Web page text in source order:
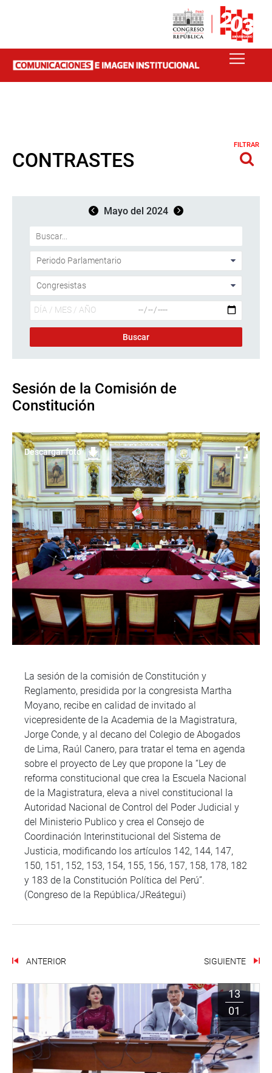
CONTRASTES
FILTRAR
Mayo del 2024
Sesión de la Comisión de
Constitución
Descargar foto
La sesión de la comisión de Constitución y
Reglamento, presidida por la congresista Martha
Moyano, recibe en calidad de invitado al
vicepresidente de la Academia de la Magistratura,
Jorge Conde, y al decano del Colegio de Abogados
de Lima, Raúl Canero, para tratar el tema en agenda
sobre el proyecto de Ley que propone la “Ley de
reforma constitucional que crea la Escuela Nacional
de la Magistratura, eleva a nivel constitucional la
Autoridad Nacional de Control del Poder Judicial y
del Ministerio Publico y crea el Consejo de
Coordinación Interinstitucional del Sistema de
Justicia, modificando los artículos 142, 144, 147,
150, 151, 152, 153, 154, 155, 156, 157, 158, 178, 182
y 183 de la Constitución Política del Perú”.
(Congreso de la República/JReátegui)
ANTERIOR SIGUIENTE
13
01